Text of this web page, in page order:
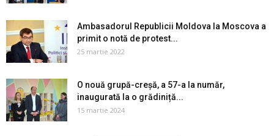
Ambasadorul Republicii Moldova la Moscova a
primit o notă de protest...
25 martie 2022
O nouă grupă-creșă, a 57-a la număr,
inaugurată la o grădiniță...
15 martie 2024